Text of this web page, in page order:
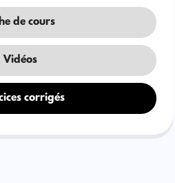
de cours
Vidéos
corrigés